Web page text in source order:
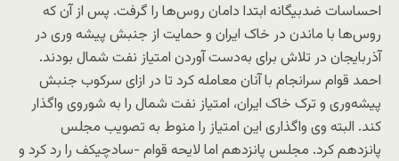
احساسات ضدبیگانه ابتدا دامان روس‌ها را گرفت. پس از آن که
روس‌ها با ماندن در خاک ایران و حمایت از جنبش پیشه وری در
آذربایجان در تلاش برای به‌دست آوردن امتیاز نفت شمال بودند.
احمد قوام سرانجام با آنان معامله کرد تا در ازای سرکوب جنبش
پیشه‌وری و ترک خاک ایران، امتیاز نفت شمال را به شوروی واگذار
کند. البته وی واگذاری این امتیاز را منوط به تصویب مجلس
پانزدهم کرد. مجلس پانزدهم اما لایحه قوام -سادچیکف را رد کرد و